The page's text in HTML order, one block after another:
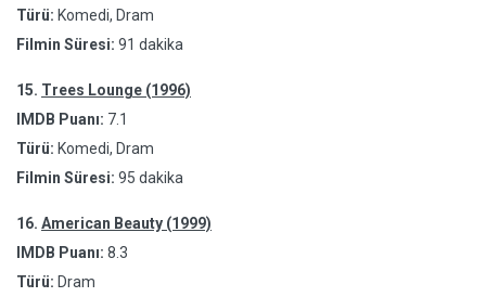
Türü: Komedi, Dram
Filmin Süresi: 91 dakika
15. Trees Lounge (1996)
IMDB Puanı: 7.1
Türü: Komedi, Dram
Filmin Süresi: 95 dakika
16. American Beauty (1999)
IMDB Puanı: 8.3
Türü: Dram